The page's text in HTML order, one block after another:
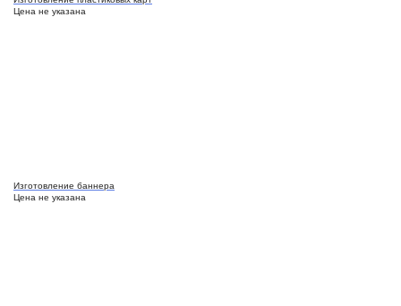
Цена не указана
Изготовление баннера
Цена не указана